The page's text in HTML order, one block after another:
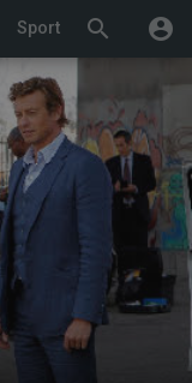
search account_circle
Sport